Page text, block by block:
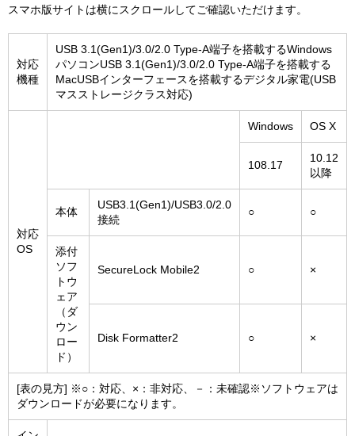
スマホ版サイトは横にスクロールしてご確認いただけます。
対応
機種
USB 3.1(Gen1)/3.0/2.0 Type-A端子を搭載するWindows
パソコンUSB 3.1(Gen1)/3.0/2.0 Type-A端子を搭載する
MacUSBインターフェースを搭載するデジタル家電(USB
マスストレージクラス対応)
対応
OS
Windows OS X
108.17
10.12
以降
本体
USB3.1(Gen1)/USB3.0/2.0
接続
○ ○
添付
ソフ
トウ
ェア
（ダ
ウン
ロー
ド）
SecureLock Mobile2 ○ ×
Disk Formatter2 ○ ×
[表の見方] ※○：対応、×：非対応、－：未確認※ソフトウェアは
ダウンロードが必要になります。